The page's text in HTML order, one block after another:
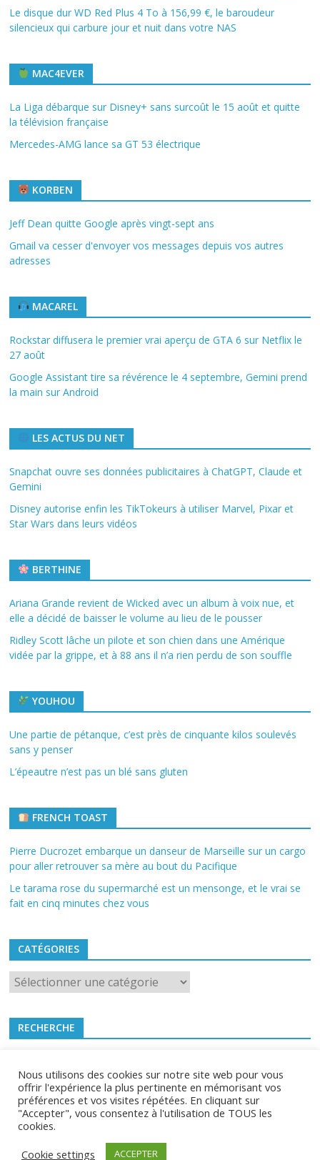
Le disque dur WD Red Plus 4 To à 156,99 €, le baroudeur
silencieux qui carbure jour et nuit dans votre NAS
MAC4EVER
La Liga débarque sur Disney+ sans surcoût le 15 août et quitte
la télévision française
Mercedes-AMG lance sa GT 53 électrique
KORBEN
Jeff Dean quitte Google après vingt-sept ans
Gmail va cesser d'envoyer vos messages depuis vos autres
adresses
MACAREL
Rockstar diffusera le premier vrai aperçu de GTA 6 sur Netflix le
27 août
Google Assistant tire sa révérence le 4 septembre, Gemini prend
la main sur Android
LES ACTUS DU NET
Snapchat ouvre ses données publicitaires à ChatGPT, Claude et
Gemini
Disney autorise enfin les TikTokeurs à utiliser Marvel, Pixar et
Star Wars dans leurs vidéos
BERTHINE
Ariana Grande revient de Wicked avec un album à voix nue, et
elle a décidé de baisser le volume au lieu de le pousser
Ridley Scott lâche un pilote et son chien dans une Amérique
vidée par la grippe, et à 88 ans il n’a rien perdu de son souffle
YOUHOU
Une partie de pétanque, c’est près de cinquante kilos soulevés
sans y penser
L’épeautre n’est pas un blé sans gluten
FRENCH TOAST
Pierre Ducrozet embarque un danseur de Marseille sur un cargo
pour aller retrouver sa mère au bout du Pacifique
Le tarama rose du supermarché est un mensonge, et le vrai se
fait en cinq minutes chez vous
CATÉGORIES
Catégories
RECHERCHE
Mes4Roues.fr 2021 -
Nous utilisons des cookies sur notre site web pour vous
offrir l'expérience la plus pertinente en mémorisant vos
"Accepter", vous consentez à l'utilisation de TOUS les